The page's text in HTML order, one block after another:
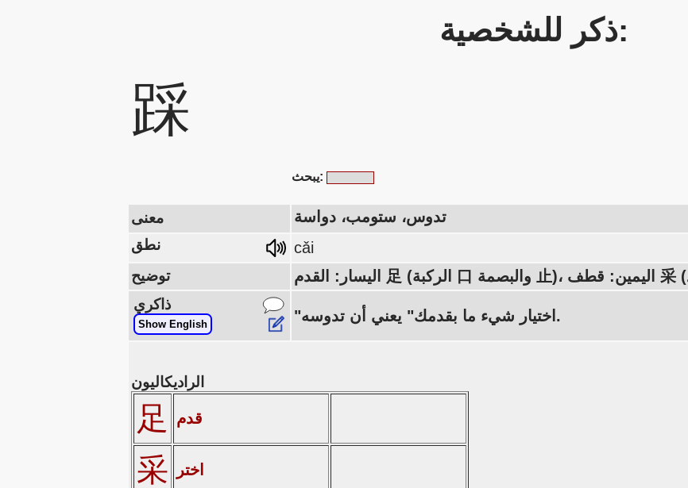
ذكر للشخصية:
踩
يبحث:
معنى تدوس، ستومب، دواسة
نطق cǎi
توضيح
ذاكري
Show English "اختيار شيء ما بقدمك" يعني أن تدوسه.
الراديكاليون
足 قدم
采 اختر